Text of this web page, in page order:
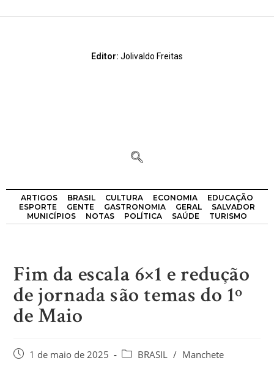
Editor: Jolivaldo Freitas
ARTIGOS BRASIL CULTURA ECONOMIA
EDUCAÇÃO
ESPORTE
GENTE GASTRONOMIA GERAL
SALVADOR
MUNICÍPIOS
NOTAS POLÍTICA SAÚDE TURISMO
Fim da escala 6×1 e redução
de jornada são temas do 1º
de Maio
1 de maio de 2025 BRASIL / Manchete